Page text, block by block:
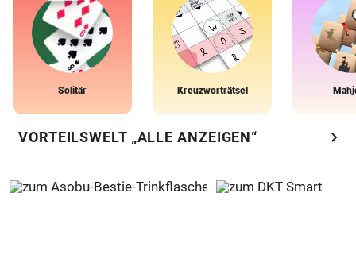
Solitär Kreuzworträtsel
VORTEILSWELT „ALLE ANZEIGEN“ chevron_right